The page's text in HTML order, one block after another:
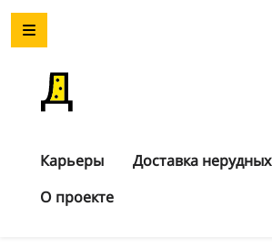
Карьеры Доставка нерудных
О проекте